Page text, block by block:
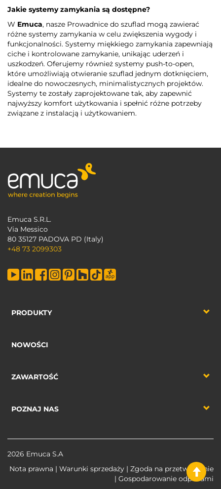
Jakie systemy zamykania są dostępne?
W Emuca, nasze Prowadnice do szuflad mogą zawierać
różne systemy zamykania w celu zwiększenia wygody i
funkcjonalności. Systemy miękkiego zamykania zapewniają
ciche i kontrolowane zamykanie, unikając uderzeń i
uszkodzeń. Oferujemy również systemy push-to-open,
które umożliwiają otwieranie szuflad jednym dotknięciem,
idealne do nowoczesnych, minimalistycznych projektów.
Systemy te zostały zaprojektowane tak, aby zapewnić
najwyższy komfort użytkowania i spełnić różne potrzeby
związane z instalacją i użytkowaniem.
Emuca S.R.L.
Via Messico
80 35127 PADOVA PD (Italy)
+48 73 2099303
PRODUKTY
NOWOŚCI
ZAWARTOŚĆ
POZNAJ NAS
2026 Emuca S.A
Nota prawna | Warunki sprzedaży | Zgoda na przetworzenie
| Gospodarowanie odpadami